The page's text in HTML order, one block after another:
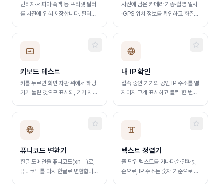
빈티지·세피아·흑백 등 프리셋 필터
를 사진에 입혀 저장합니다. 필터를
하며, 여러 장 일괄 처리와
PNG·JPG·WebP 저장을 지원합니
다. 서버 업로드 없이 브라우저에서
사진에 남은 카메라 기종·촬영 일시
·GPS 위치 정보를 확인하고 화질
ZIP 저장을 지원하며 서버 업로드
키보드 테스트
키를 누르면 화면 자판 위에서 해당
키가 눌린 것으로 표시돼, 키가 제대
event.key·code·keyCode 값
내 IP 확인
접속 중인 기기의 공인 IP 주소를 열
자마자 크게 표시하고 클릭 한 번으
퓨니코드 변환기
한글 도메인을 퓨니코드(xn--)로,
퓨니코드를 다시 한글로 변환합니
텍스트 정렬기
줄 단위 텍스트를 가나다순·알파벳
순으로, IP 주소는 숫자 기준으로 정